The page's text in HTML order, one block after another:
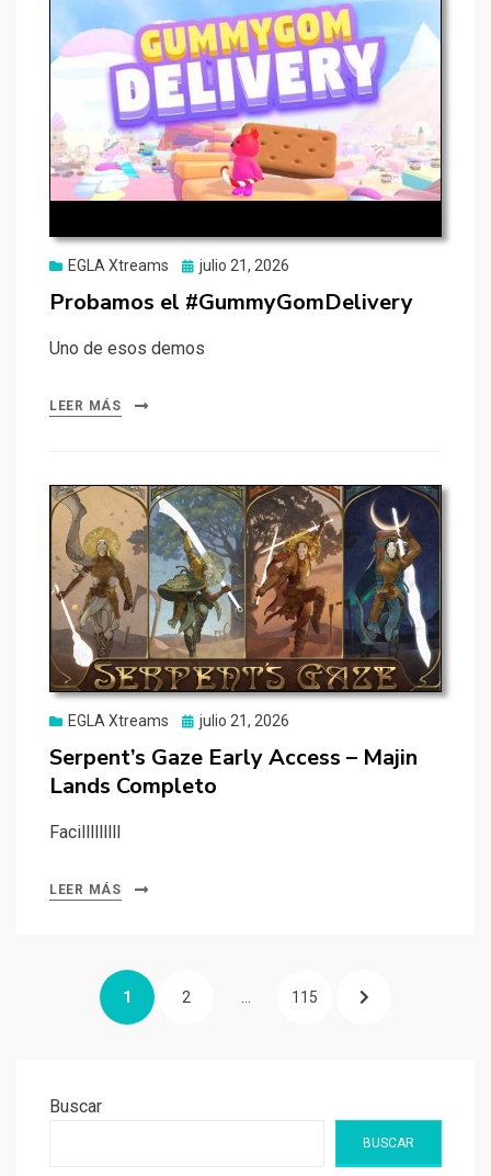
EGLA Xtreams
Publicado
julio 21, 2026
Probamos el #GummyGomDelivery
Uno de esos demos
LEER MÁS
EGLA Xtreams
Publicado
julio 21, 2026
Serpent’s Gaze Early Access – Majin
Lands Completo
Facilllllllll
LEER MÁS
Navegación
PÁGINA
1 PÁGINA
2 PÁGINA
115 PÁGINA
Buscar
BUSCAR